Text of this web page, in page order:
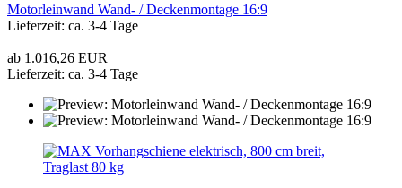
Motorleinwand Wand- / Deckenmontage 16:9
Lieferzeit: ca. 3-4 Tage
ab 1.016,26 EUR
Lieferzeit: ca. 3-4 Tage